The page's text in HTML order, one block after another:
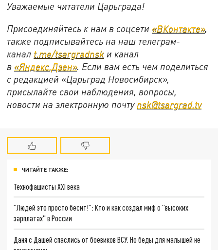
Уважаемые читатели Царьграда!
Присоединяйтесь к нам в соцсети «ВКонтакте»,
также подписывайтесь на наш телеграм-
канал t.me/tsargradnsk и канал
в «Яндекс.Дзен». Если вам есть чем поделиться
с редакцией «Царьград Новосибирск»,
присылайте свои наблюдения, вопросы,
новости на электронную почту nsk@tsargrad.tv
ЧИТАЙТЕ ТАКЖЕ:
Технофашисты XXI века
"Людей это просто бесит!": Кто и как создал миф о "высоких
зарплатах" в России
Даня с Дашей спаслись от боевиков ВСУ. Но беды для малышей не